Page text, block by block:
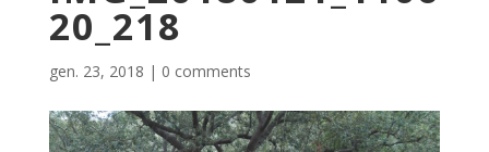
20_218
gen. 23, 2018 | 0 comments